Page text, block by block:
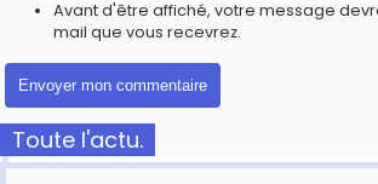
Avant d'être affiché, votre message
mail que vous recevrez.
Toute l'actu.